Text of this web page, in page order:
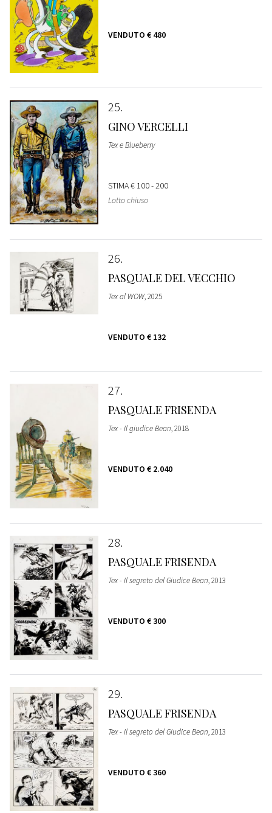
VENDUTO € 480
25
GINO VERCELLI
Tex e Blueberry
STIMA€ 100 - 200
Lotto chiuso
26
PASQUALE DEL VECCHIO
Tex al WOW, 2025
VENDUTO € 132
27
PASQUALE FRISENDA
Tex - Il giudice Bean, 2018
VENDUTO € 2.040
28
PASQUALE FRISENDA
Tex - Il segreto del Giudice Bean, 2013
VENDUTO € 300
29
PASQUALE FRISENDA
Tex - Il segreto del Giudice Bean, 2013
VENDUTO € 360